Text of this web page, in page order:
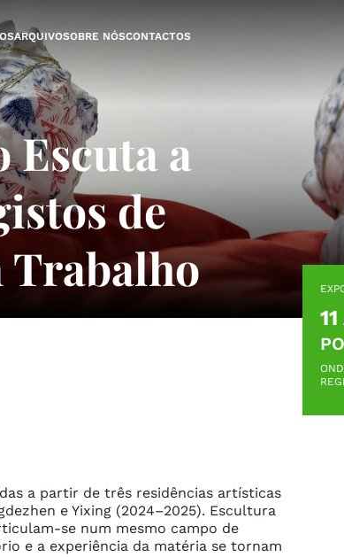
ARQUIVOSOBRE NÓSCONTACTOS
Escuta a
de
Trabalho
a partir de três residências artísticas
e Yixing (2024–2025). Escultura
se num mesmo campo de
e a experiência da matéria se tornam